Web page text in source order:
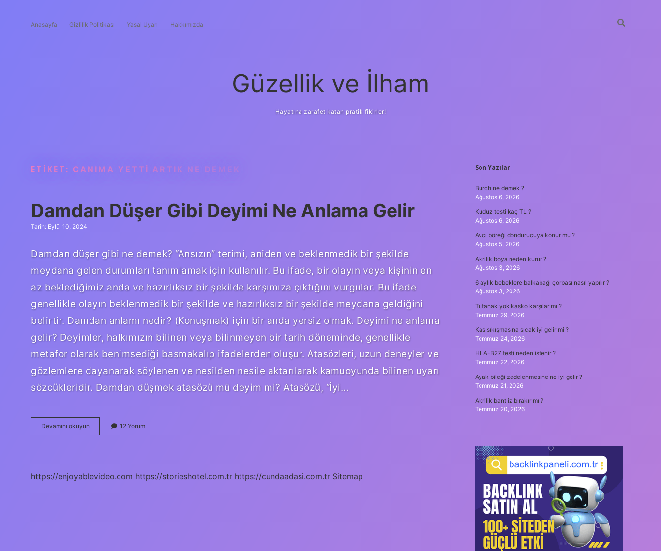
Anasayfa Gizlilik Politikası Yasal Uyarı Hakkımızda
Güzellik ve İlham
Hayatına zarafet katan pratik fikirler!
ETIKET: CANIMA YETTI ARTIK NE DEMEK
Damdan Düşer Gibi Deyimi Ne Anlama Gelir
Tarih: Eylül 10, 2024
Damdan düşer gibi ne demek? “Ansızın” terimi, aniden ve beklenmedik bir şekilde
meydana gelen durumları tanımlamak için kullanılır. Bu ifade, bir olayın veya kişinin en
az beklediğimiz anda ve hazırlıksız bir şekilde karşımıza çıktığını vurgular. Bu ifade
genellikle olayın beklenmedik bir şekilde ve hazırlıksız bir şekilde meydana geldiğini
belirtir. Damdan anlamı nedir? (Konuşmak) için bir anda yersiz olmak. Deyimi ne anlama
gelir? Deyimler, halkımızın bilinen veya bilinmeyen bir tarih döneminde, genellikle
metafor olarak benimsediği basmakalıp ifadelerden oluşur. Atasözleri, uzun deneyler ve
gözlemlere dayanarak söylenen ve nesilden nesile aktarılarak kamuoyunda bilinen uyarı
sözcükleridir. Damdan düşmek atasözü mü deyim mi? Atasözü, “İyi…
Devamını okuyun Damdan
Düşer
Gelir
12 Yorum
https://enjoyablevideo.com https://storieshotel.com.tr https://cundaadasi.com.tr Sitemap
SIDEBAR
Son Yazılar
Burch ne demek ?
Ağustos 6, 2026
Kuduz testi kaç TL ?
Ağustos 6, 2026
Avcı böreği dondurucuya konur mu ?
Ağustos 5, 2026
Akrilik boya neden kurur ?
Ağustos 3, 2026
6 aylık bebeklere balkabağı çorbası nasıl yapılır ?
Ağustos 3, 2026
Tutanak yok kasko karşılar mı ?
Temmuz 29, 2026
Kas sıkışmasına sıcak iyi gelir mi ?
Temmuz 24, 2026
HLA-B27 testi neden istenir ?
Temmuz 22, 2026
Ayak bileği zedelenmesine ne iyi gelir ?
Temmuz 21, 2026
Akrilik bant iz bırakır mı ?
Temmuz 20, 2026
güvenilir bahis siteleri